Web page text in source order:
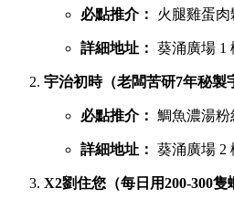
必點推介： 火腿雞蛋
詳細地址： 葵涌廣場 1
宇治初時（老闆苦研7年秘製
必點推介： 鯛魚濃湯
詳細地址： 葵涌廣場 2
X2劉住您（每日用200-300隻